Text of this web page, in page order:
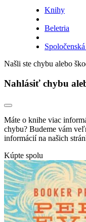
Knihy
Beletria
Našli ste chybu alebo
Nahlásiť chybu
Máte o knihe viac
chybu? Budeme vám
informácií na našich
Kúpte spolu